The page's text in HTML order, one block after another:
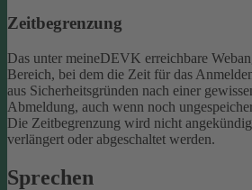
Zeitbegrenzung
Das unter meineDEVK erreichbare
Bereich, bei dem die Zeit für das
aus Sicherheitsgründen nach einer
Abmeldung, auch wenn noch
Die Zeitbegrenzung wird nicht
verlängert oder abgeschaltet werden.
Sprechen